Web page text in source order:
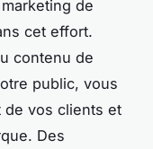
de
cet effort.
contenu de
public, vous
de vos clients et
Des